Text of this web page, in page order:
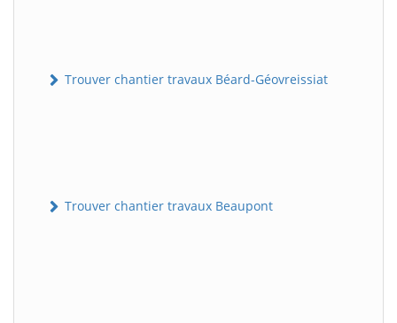
Trouver chantier travaux Béard-Géovreissiat
Trouver chantier travaux Beaupont